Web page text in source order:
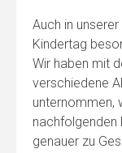
Auch in
Kindertag
Wir haben mit
verschiedene
unternommen,
nachfolgenden
genauer zu